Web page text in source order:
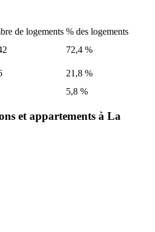
de logements % des logements
72,4 %
21,8 %
5,8 %
et appartements à La